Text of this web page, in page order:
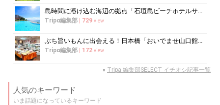
島時間に溶け込む海辺の拠点「石垣島ビーチホテルサンシャイン」で心ほどけるく...
Tripα編集部 | 729 view
ぶち旨いもんに出会える！日本橋「おいでませ山口館」で買うべき銘品ガイド
Tripα編集部 | 172 view
» Tripa 編集部SELECT イチオシ記事一覧
人気のキーワード
いま話題になっているキーワード